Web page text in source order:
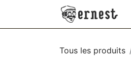
SE RENDRE AU CONTENU
Tous les produits